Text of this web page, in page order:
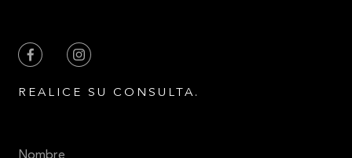
REALICE SU CONSULTA.